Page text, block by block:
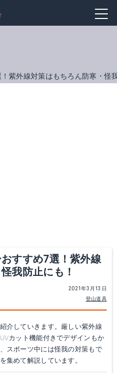
紫外線対策はもちろん防寒・怪
すすめ7選！紫外線
我防止にも！
2021年3月13日
登山道具
介していきます。厳しい紫外線
カット機能付きでデザインもか
スポーツ中には怪我の対策もで
集めて解説しています。
フィラ ゴルフ メンズ アームカバー